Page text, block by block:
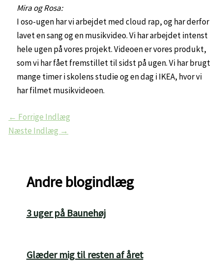
Mira og Rosa:
I oso-ugen har vi arbejdet med cloud rap, og har derfor
lavet en sang og en musikvideo. Vi har arbejdet intenst
hele ugen på vores projekt. Videoen er vores produkt,
som vi har fået fremstillet til sidst på ugen. Vi har brugt
mange timer i skolens studie og en dag i IKEA, hvor vi
har filmet musikvideoen.
← Forrige Indlæg
Næste Indlæg →
Andre blogindlæg
3 uger på Baunehøj
Glæder mig til resten af året